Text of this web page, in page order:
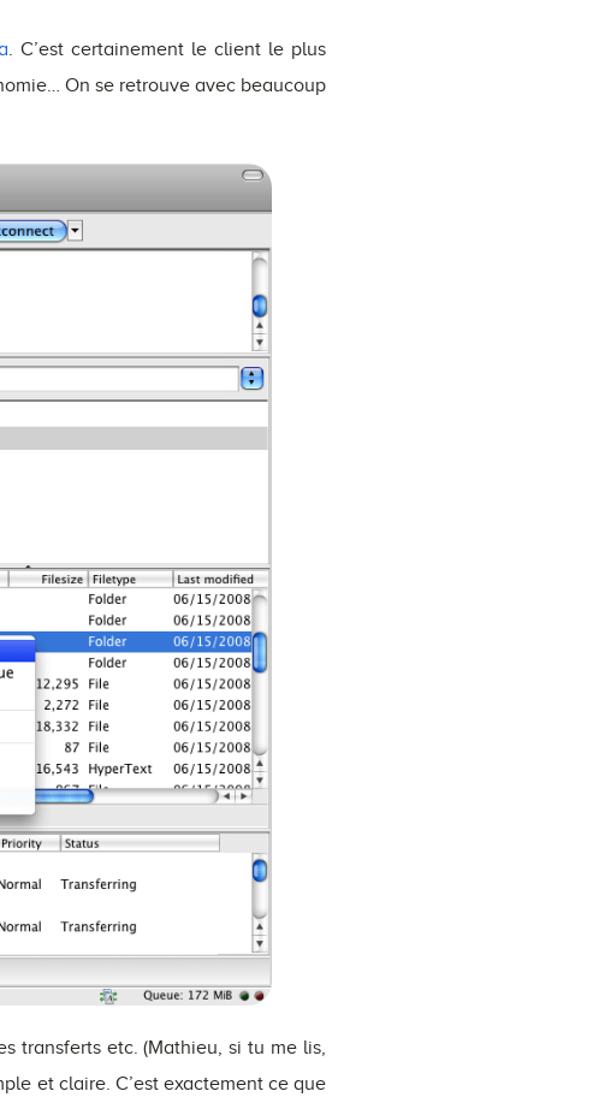
. C’est certainement le client le plus
On se retrouve avec beaucoup
transferts etc. (Mathieu, si tu me lis,
et claire. C’est exactement ce que